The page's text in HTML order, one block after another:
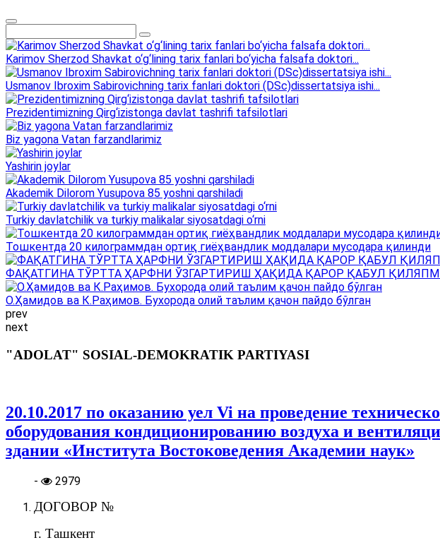
Karimov Sherzod Shavkat o‘g‘lining tarix fanlari bo‘yicha falsafa doktori...
Usmanov Ibroxim Sabirovichning tarix fanlari doktori (DSc)dissertatsiya ishi...
Prezidentimizning Qirg‘izistonga davlat tashrifi tafsilotlari
Biz yagona Vatan farzandlarimiz
Yashirin joylar
Akademik Dilorom Yusupova 85 yoshni qarshiladi
Turkiy davlatchilik va turkiy malikalar siyosatdagi o‘rni
Тошкентда 20 килограммдан ортиқ гиёҳвандлик моддалари мусодара қилинди
ФАҚАТГИНА ТЎРТТА ҲАРФНИ ЎЗГАРТИРИШ ҲАҚИДА ҚАРОР ҚАБУЛ
О.Ҳамидов ва К.Раҳимов. Бухорода олий таълим қачон пайдо бўлган
prev
next
"ADOLAT" SOSIAL-DEMOKRATIK PARTIYASI
20.10.2017 по оказанию уел Vi на проведение
оборудования кондиционированию воздуха и
здании «Института Востоковедения Академии наук»
- 2979
ДОГОВОР №
г. Ташкент «__